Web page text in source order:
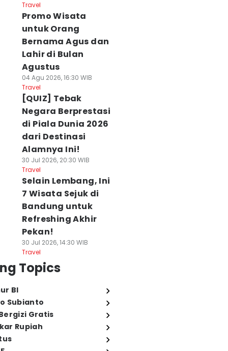
Travel
Promo Wisata
untuk Orang
Bernama Agus dan
Lahir di Bulan
Agustus
04 Agu 2026, 16:30 WIB
Travel
[QUIZ] Tebak
Negara Berprestasi
di Piala Dunia 2026
dari Destinasi
Alamnya Ini!
30 Jul 2026, 20:30 WIB
Travel
Selain Lembang, Ini
7 Wisata Sejuk di
Bandung untuk
Refreshing Akhir
Pekan!
30 Jul 2026, 14:30 WIB
Travel
Topics
BI
Subianto
Gratis
Rupiah